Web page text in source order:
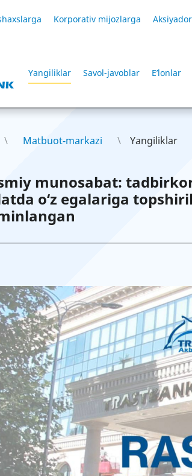
Korporativ mijozlarga
Yangiliklar Savol-javoblar E’lonlar
Matbuot-markazi Yangiliklar
munosabat:
o‘z egalariga